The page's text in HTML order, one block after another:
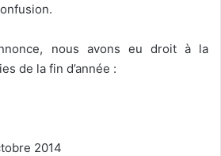
nous avons eu droit à la
de la fin d’année :
2014